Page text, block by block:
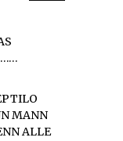
MANN
ALLE